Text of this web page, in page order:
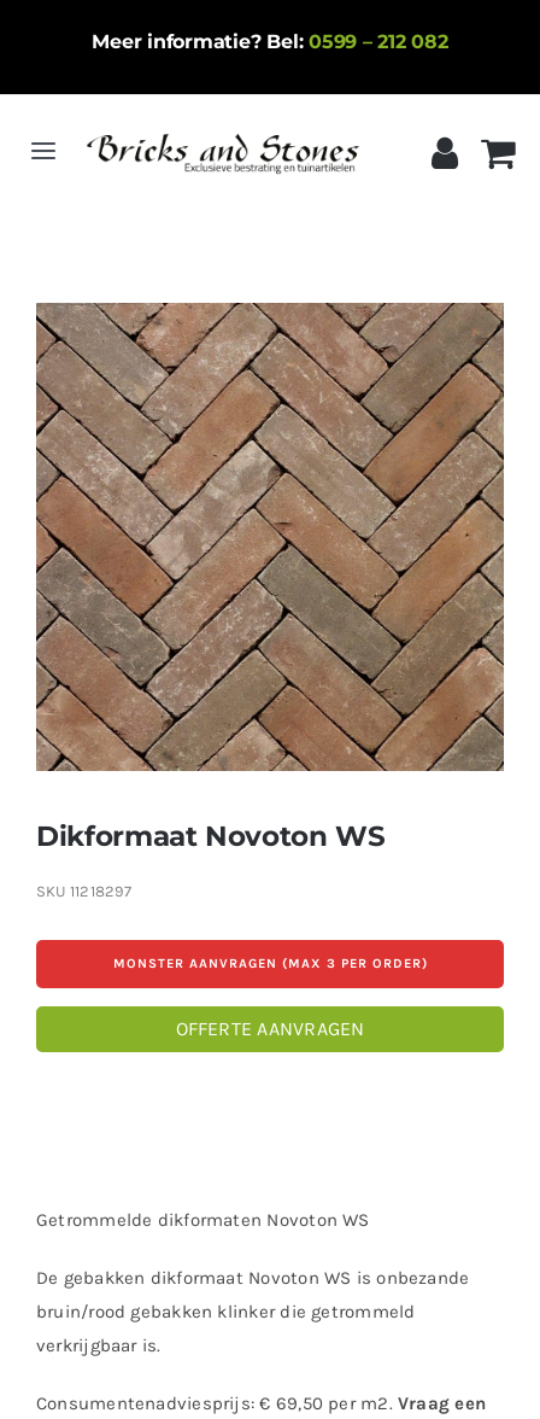
Meer informatie? Bel:0599 – 212 082
Toggle
Keramische tegels
Natuursteen
Betontegels
Siergrind
Producten
Contact
Offerte aanvragen
Dikformaat Novoton WS
SKU 11218297
MONSTER AANVRAGEN (MAX 3 PER ORDER)
OFFERTE AANVRAGEN
Getrommelde dikformaten Novoton WS
De gebakken dikformaat Novoton WS is onbezande
bruin/rood gebakken klinker die getrommeld
verkrijgbaar is.
Consumentenadviesprijs: € 69,50 per m2.Vraag een